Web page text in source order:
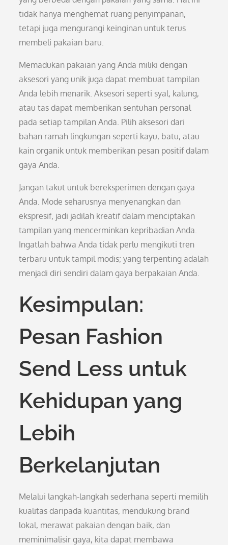
tidak hanya menghemat ruang penyimpanan,
tetapi juga mengurangi keinginan untuk terus
membeli pakaian baru.
Memadukan pakaian yang Anda miliki dengan
aksesori yang unik juga dapat membuat tampilan
Anda lebih menarik. Aksesori seperti syal, kalung,
atau tas dapat memberikan sentuhan personal
pada setiap tampilan Anda. Pilih aksesori dari
bahan ramah lingkungan seperti kayu, batu, atau
kain organik untuk memberikan pesan positif dalam
gaya Anda.
Jangan takut untuk bereksperimen dengan gaya
Anda. Mode seharusnya menyenangkan dan
ekspresif, jadi jadilah kreatif dalam menciptakan
tampilan yang mencerminkan kepribadian Anda.
Ingatlah bahwa Anda tidak perlu mengikuti tren
terbaru untuk tampil modis; yang terpenting adalah
menjadi diri sendiri dalam gaya berpakaian Anda.
Kesimpulan:
Pesan Fashion
Send Less untuk
Kehidupan yang
Lebih
Berkelanjutan
Melalui langkah-langkah sederhana seperti memilih
kualitas daripada kuantitas, mendukung brand
lokal, merawat pakaian dengan baik, dan
meminimalisir gaya, kita dapat membawa